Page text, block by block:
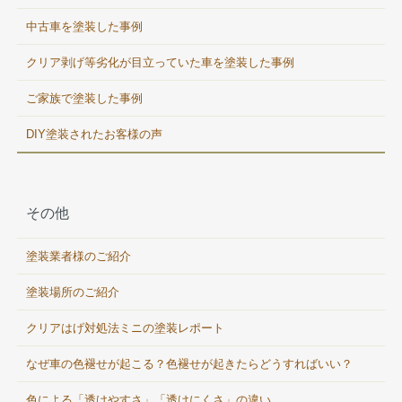
中古車を塗装した事例
クリア剥げ等劣化が目立っていた車を塗装した事例
ご家族で塗装した事例
DIY塗装されたお客様の声
その他
塗装業者様のご紹介
塗装場所のご紹介
クリアはげ対処法ミニの塗装レポート
なぜ車の色褪せが起こる？色褪せが起きたらどうすればいい？